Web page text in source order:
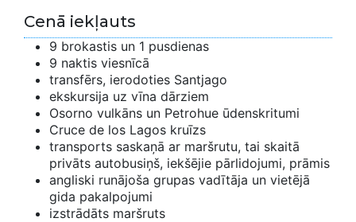
Cenā iekļauts
9 brokastis un 1 pusdienas
9 naktis viesnīcā
transfērs, ierodoties Santjago
ekskursija uz vīna dārziem
Osorno vulkāns un Petrohue ūdenskritumi
Cruce de los Lagos kruīzs
transports saskaņā ar maršrutu, tai skaitā
privāts autobusiņš, iekšējie pārlidojumi, prāmis
angliski runājoša grupas vadītāja un vietējā
gida pakalpojumi
izstrādāts maršruts